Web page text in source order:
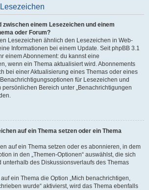
einem Lesezeichen und einem
oder Forum?
Lesezeichen ähnlich den Lesezeichen in Web-
Informationen bei einem Update. Seit phpBB 3.1
einem Abonnement: du kannst eine
wenn ein Thema aktualisiert wird. Abonnements
bei einer Aktualisierung eines Themas oder eines
für Lesezeichen und
Bereich unter „Benachrichtigungen
auf ein Thema setzen oder ein Thema
auf ein Thema setzen oder es abonnieren, in dem
in den „Themen-Optionen“ auswählst, die sich
unterhalb des Diskussionsverlaufs des Themas
ein Thema die Option „Mich benachrichtigen,
wurde“ aktivierst, wird das Thema ebenfalls